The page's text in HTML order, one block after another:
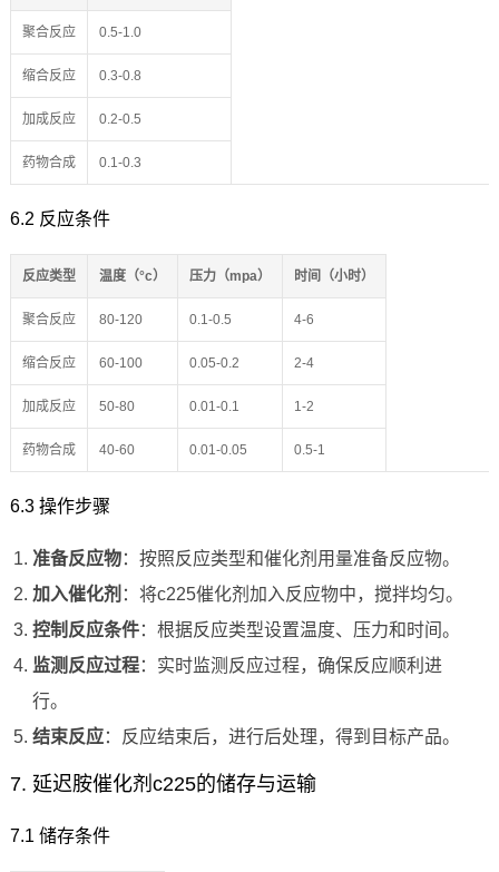
聚合反应 0.5-1.0
缩合反应 0.3-0.8
加成反应 0.2-0.5
药物合成 0.1-0.3
6.2 反应条件
反应类型 温度（°c） 压力（mpa） 时间（小时）
聚合反应 80-120 0.1-0.5 4-6
缩合反应 60-100 0.05-0.2 2-4
加成反应 50-80 0.01-0.1 1-2
药物合成 40-60 0.01-0.05 0.5-1
6.3 操作步骤
准备反应物：按照反应类型和催化剂用量准备反应物。
加入催化剂 ：将c225催化剂加入反应物中，搅拌均匀。
控制反应条件：根据反应类型设置温度、压力和时间。
监测反应过程：实时监测反应过程，确保反应顺利进
行。
结束反应：反应结束后，进行后处理，得到目标产品。
7. 延迟胺催化剂c225的储存与运输
7.1 储存条件